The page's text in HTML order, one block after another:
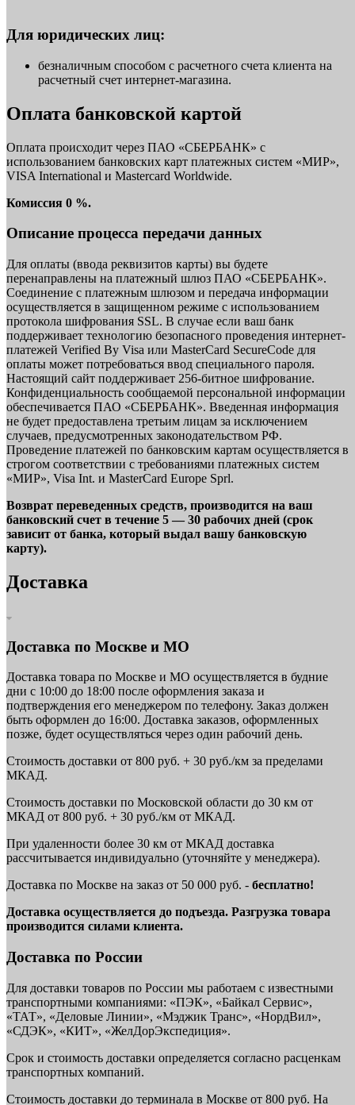
Для юридических лиц:
безналичным способом с расчетного счета клиента на
расчетный счет интернет-магазина.
Оплата банковской картой
Оплата происходит через ПАО «СБЕРБАНК» с
использованием банковских карт платежных систем «МИР»,
VISA International и Mastercard Worldwide.
Комиссия 0 %.
Описание процесса передачи данных
Для оплаты (ввода реквизитов карты) вы будете
перенаправлены на платежный шлюз ПАО «СБЕРБАНК».
Соединение с платежным шлюзом и передача информации
осуществляется в защищенном режиме с использованием
протокола шифрования SSL. В случае если ваш банк
поддерживает технологию безопасного проведения интернет-
платежей Verified By Visa или MasterCard SecureCode для
оплаты может потребоваться ввод специального пароля.
Настоящий сайт поддерживает 256-битное шифрование.
Конфиденциальность сообщаемой персональной информации
обеспечивается ПАО «СБЕРБАНК». Введенная информация
не будет предоставлена третьим лицам за исключением
случаев, предусмотренных законодательством РФ.
Проведение платежей по банковским картам осуществляется в
строгом соответствии с требованиями платежных систем
«МИР», Visa Int. и MasterCard Europe Sprl.
Возврат переведенных средств, производится на ваш
банковский счет в течение 5 — 30 рабочих дней (срок
зависит от банка, который выдал вашу банковскую
карту).
Доставка
Доставка по Москве и МО
Доставка товара по Москве и МО осуществляется в будние
дни с 10:00 до 18:00 после оформления заказа и
подтверждения его менеджером по телефону. Заказ должен
быть оформлен до 16:00. Доставка заказов, оформленных
позже, будет осуществляться через один рабочий день.
Стоимость доставки от 800 руб. + 30 руб./км за пределами
МКАД.
Стоимость доставки по Московской области до 30 км от
МКАД от 800 руб. + 30 руб./км от МКАД.
При удаленности более 30 км от МКАД доставка
рассчитывается индивидуально (уточняйте у менеджера).
Доставка по Москве на заказ от 50 000 руб. - бесплатно!
Доставка осуществляется до подъезда. Разгрузка товара
производится силами клиента.
Доставка по России
Для доставки товаров по России мы работаем с известными
транспортными компаниями: «ПЭК», «Байкал Сервис»,
«ТАТ», «Деловые Линии», «Мэджик Транс», «НордВил»,
«СДЭК», «КИТ», «ЖелДорЭкспедиция».
Срок и стоимость доставки определяется согласно расценкам
транспортных компаний.
Стоимость доставки до терминала в Москве от 800 руб. На